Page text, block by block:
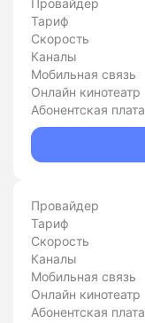
Провайдер
Тариф
Скорость
Каналы
Мобильная связь
Онлайн кинотеатр
Абонентская плата
Провайдер
Тариф
Скорость
Каналы
Мобильная связь
Онлайн кинотеатр
Абонентская плата